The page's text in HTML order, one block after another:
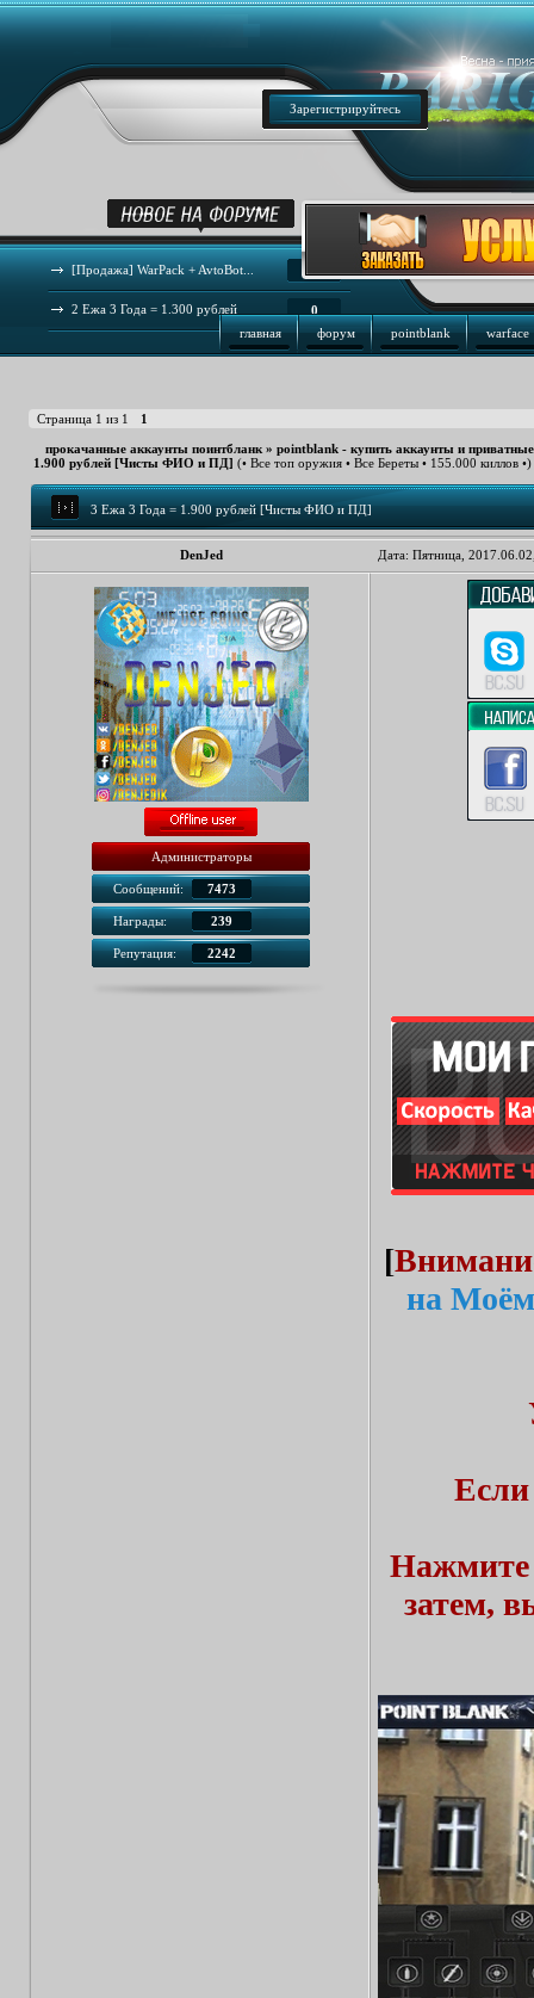
Зарегистрируйтесь
44
[Продажа] WarPack + AvtoBot...
0
2 Ежа 3 Года = 1.300 рублей
главная
форум pointblank warface
Страница 1 из 1 1
прокачанные аккаунты поинтбланк » pointblank - купить аккаунты и
1.900 рублей [Чисты ФИО и ПД] (• Все топ оружия • Все Береты • 155.000 киллов •)
3 Ежа 3 Года = 1.900 рублей [Чисты ФИО и ПД]
DenJed Дата: Пятница,
Администраторы
Сообщений: 7473
Награды: 239
Репутация: 2242
[
на
Если
Нажмите
затем,